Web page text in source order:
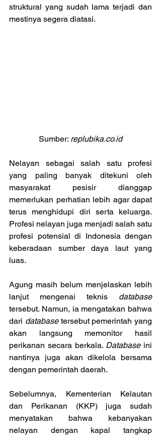
struktural yang sudah lama terjadi dan
mestinya segera diatasi.
Sumber: replubika.co.id
Nelayan sebagai salah satu profesi
yang paling banyak ditekuni oleh
masyarakat pesisir dianggap
memerlukan perhatian lebih agar dapat
terus menghidupi diri serta keluarga.
Profesi nelayan juga menjadi salah satu
profesi potensial di Indonesia dengan
keberadaan sumber daya laut yang
luas.
Agung masih belum menjelaskan lebih
lanjut mengenai teknis database
tersebut. Namun, ia mengatakan bahwa
dari database tersebut pemerintah yang
akan langsung memonitor hasil
perikanan secara berkala. Database ini
nantinya juga akan dikelola bersama
dengan pemerintah daerah.
Sebelumnya, Kementerian Kelautan
dan Perikanan (KKP) juga sudah
menyatakan bahwa kebanyakan
nelayan dengan kapal tangkap